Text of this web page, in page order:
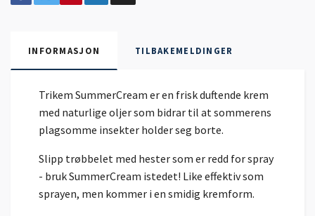
INFORMASJON TILBAKEMELDINGER
Trikem SummerCream er en frisk duftende krem
med naturlige oljer som bidrar til at sommerens
plagsomme insekter holder seg borte.
Slipp trøbbelet med hester som er redd for spray
- bruk SummerCream istedet! Like effektiv som
sprayen, men kommer i en smidig kremform.